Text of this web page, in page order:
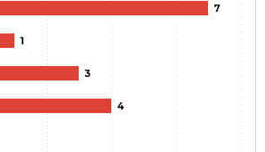
7
1
3
4